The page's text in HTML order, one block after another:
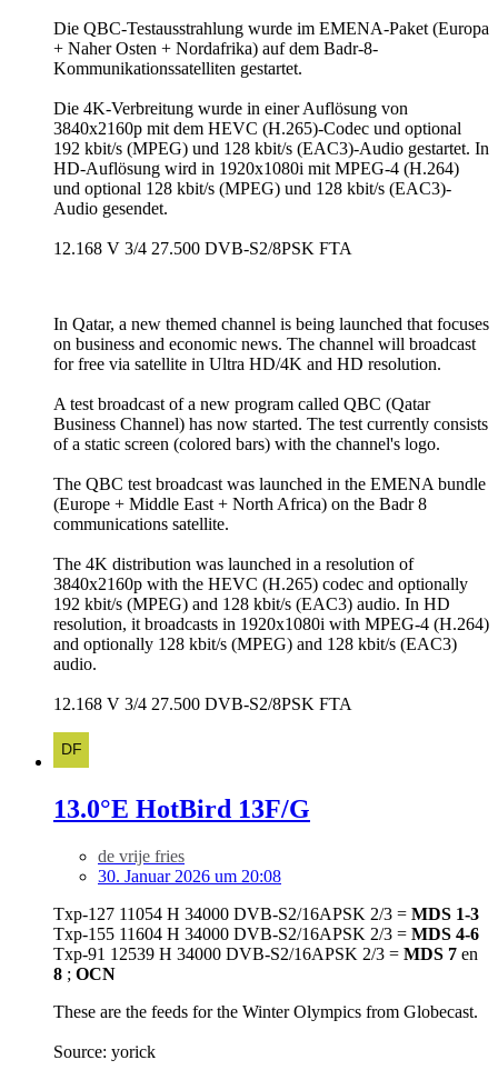
Die QBC-Testausstrahlung wurde im EMENA-Paket (Europa
+ Naher Osten + Nordafrika) auf dem Badr-8-
Kommunikationssatelliten gestartet.
Die 4K-Verbreitung wurde in einer Auflösung von
3840x2160p mit dem HEVC (H.265)-Codec und optional
192 kbit/s (MPEG) und 128 kbit/s (EAC3)-Audio gestartet. In
HD-Auflösung wird in 1920x1080i mit MPEG-4 (H.264)
und optional 128 kbit/s (MPEG) und 128 kbit/s (EAC3)-
Audio gesendet.
12.168 V 3/4 27.500 DVB-S2/8PSK FTA
In Qatar, a new themed channel is being launched that focuses
on business and economic news. The channel will broadcast
for free via satellite in Ultra HD/4K and HD resolution.
A test broadcast of a new program called QBC (Qatar
Business Channel) has now started. The test currently consists
of a static screen (colored bars) with the channel's logo.
The QBC test broadcast was launched in the EMENA bundle
(Europe + Middle East + North Africa) on the Badr 8
communications satellite.
The 4K distribution was launched in a resolution of
3840x2160p with the HEVC (H.265) codec and optionally
192 kbit/s (MPEG) and 128 kbit/s (EAC3) audio. In HD
resolution, it broadcasts in 1920x1080i with MPEG-4 (H.264)
and optionally 128 kbit/s (MPEG) and 128 kbit/s (EAC3)
audio.
12.168 V 3/4 27.500 DVB-S2/8PSK FTA
13.0°E HotBird 13F/G
de vrije fries
30. Januar 2026 um 20:08
Txp-127 11054 H 34000 DVB-S2/16APSK 2/3 = MDS 1-3
Txp-155 11604 H 34000 DVB-S2/16APSK 2/3 = MDS 4-6
Txp-91 12539 H 34000 DVB-S2/16APSK 2/3 = MDS 7 en
8 ; OCN
These are the feeds for the Winter Olympics from Globecast.
Source: yorick